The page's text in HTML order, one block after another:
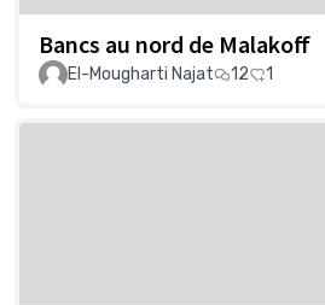
Bancs au nord de Malakoff
El-Mougharti Najat
12 1